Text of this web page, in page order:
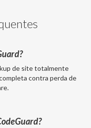
de site totalmente
contra perda de